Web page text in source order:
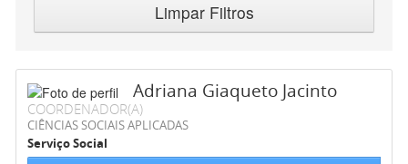
Limpar Filtros
Adriana Giaqueto Jacinto
COORDENADOR(A)
CIÊNCIAS SOCIAIS APLICADAS
Serviço Social